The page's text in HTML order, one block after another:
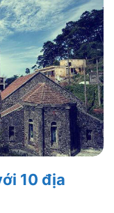
10 địa